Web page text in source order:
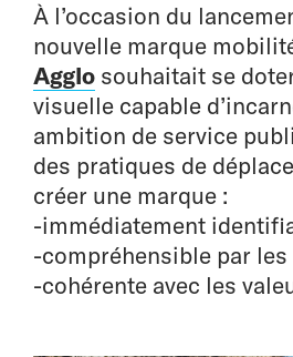
À l’occasion du
nouvelle marque
Agglosouhaitait se
visuelle capable
ambition de service
des pratiques de
créer une marque :
-immédiatement
-compréhensible par
-cohérente avec les